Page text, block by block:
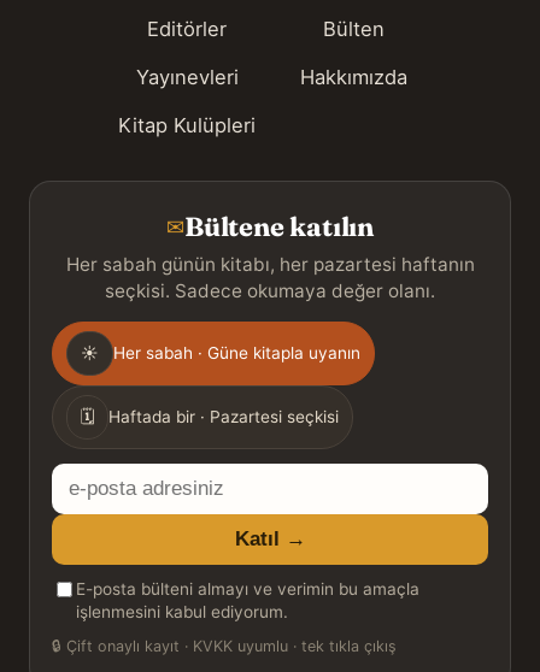
Editörler
Yayınevleri
Kitap Kulüpleri
Bülten
Hakkımızda
✉Bültene katılın
Her sabah günün kitabı, her pazartesi haftanın
seçkisi. Sadece okumaya değer olanı.
Gönderim
sıklığı
☀ Her sabah · Güne kitapla uyanın
🗓 Haftada bir · Pazartesi seçkisi
E-
posta
adresiniz
Katıl →
E-posta bülteni almayı ve verimin bu amaçla
işlenmesini kabul ediyorum.
🔒 Çift onaylı kayıt · KVKK uyumlu · tek tıkla çıkış